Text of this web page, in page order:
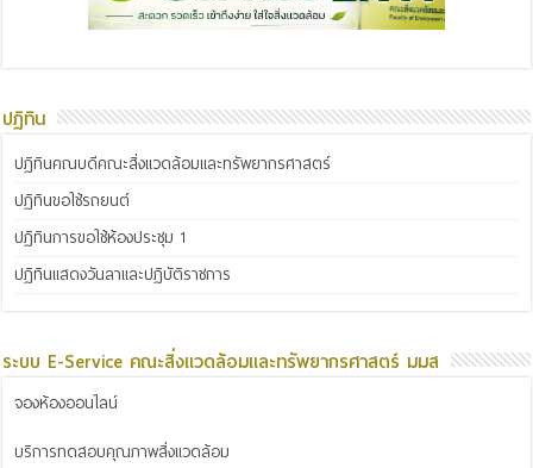
ปฏิทิน
ปฏิทินคณบดีคณะสิ่งแวดล้อมและทรัพยากรศาสตร์
ปฏิทินขอใช้รถยนต์
ปฏิทินการขอใช้ห้องประชุม 1
ปฏิทินแสดงวันลาและปฏิบัติราชการ
ระบบ E-Service คณะสิ่งแวดล้อมและทรัพยากรศาสตร์ มมส
จองห้องออนไลน์
บริการทดสอบคุณภาพสิ่งแวดล้อม